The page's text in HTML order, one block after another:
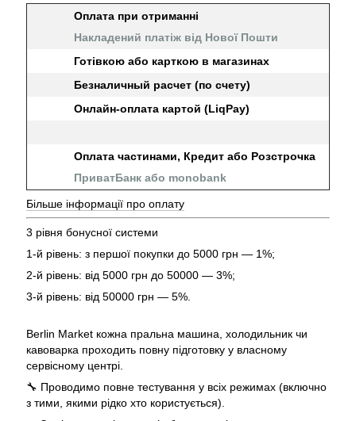
Оплата при отриманні
Накладений платіж від Нової Пошти
Готівкою або карткою в магазинах
Безналичный расчет (по счету)
Онлайн-оплата картой (LiqPay)
Оплата частинами, Кредит або Розстрочка
ПриватБанк або monobank
Більше інформації про оплату
3 рівня бонусної системи
1-й рівень: з першої покупки до 5000 грн — 1%;
2-й рівень: від 5000 грн до 50000 — 3%;
3-й рівень: від 50000 грн — 5%.
Berlin Market кожна пральна машина, холодильник чи
кавоварка проходить повну підготовку у власному
сервісному центрі.
🔧 Проводимо повне тестування у всіх режимах (включно
з тими, якими рідко хто користується).